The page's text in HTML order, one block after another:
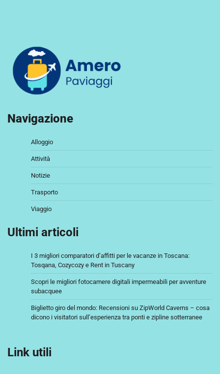
Navigazione
Alloggio
Attività
Notizie
Trasporto
Viaggio
Ultimi articoli
I 3 migliori comparatori d’affitti per le vacanze in Toscana:
Tosqana, Cozycozy e Rent in Tuscany
Scopri le migliori fotocamere digitali impermeabili per avventure
subacquee
Biglietto giro del mondo: Recensioni su ZipWorld Caverns – cosa
dicono i visitatori sull’esperienza tra ponti e zipline sotterranee
Link utili